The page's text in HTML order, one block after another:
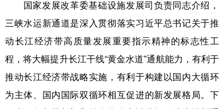
国家发展改革委基础设施发展司负责同志介绍，
三峡水运新通道是深入贯彻落实习近平总书记关于推
动长江经济带高质量发展重要指示精神的标志性工
程，将大幅提升长江干线“黄金水道”通航能力，有利于
推动长江经济带战略实施，有利于构建以国内大循环
为主体、国内国际双循环相互促进的新发展格局。下